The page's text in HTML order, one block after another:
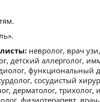
невролог, врач
детский аллерголог,
функциональный
сосудистый
дерматолог,
физиотерапевт,